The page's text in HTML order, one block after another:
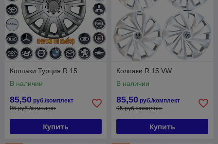
Колпаки Турция R 15
В наличии
85,50 руб./комплект
95 руб./комплект
Купить
Колпаки R 15 VW
В наличии
85,50 руб./комплект
95 руб./комплект
Купить